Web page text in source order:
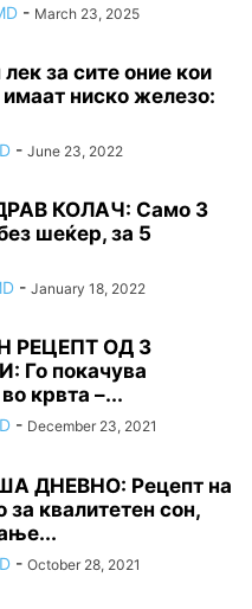
- March 23, 2025
за сите оние кои
имаат ниско железо:
- June 23, 2022
КОЛАЧ: Само 3
шеќер, за 5
- January 18, 2022
РЕЦЕПТ ОД 3
Го покачува
крвта –...
- December 23, 2021
ДНЕВНО: Рецепт на
квалитетен сон,
- October 28, 2021